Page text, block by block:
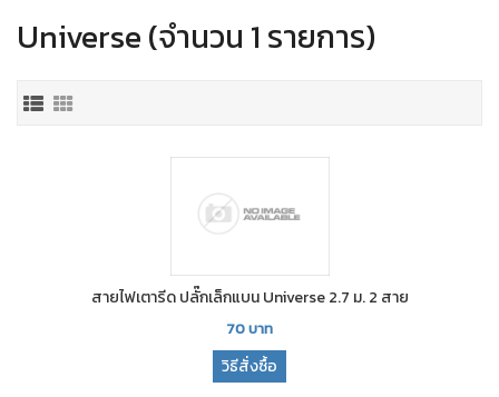
Universe (จำนวน 1 รายการ)
สายไฟเตารีด ปลั๊กเล็กแบน Universe 2.7 ม. 2 สาย
70บาท
วิธีสั่งซื้อ